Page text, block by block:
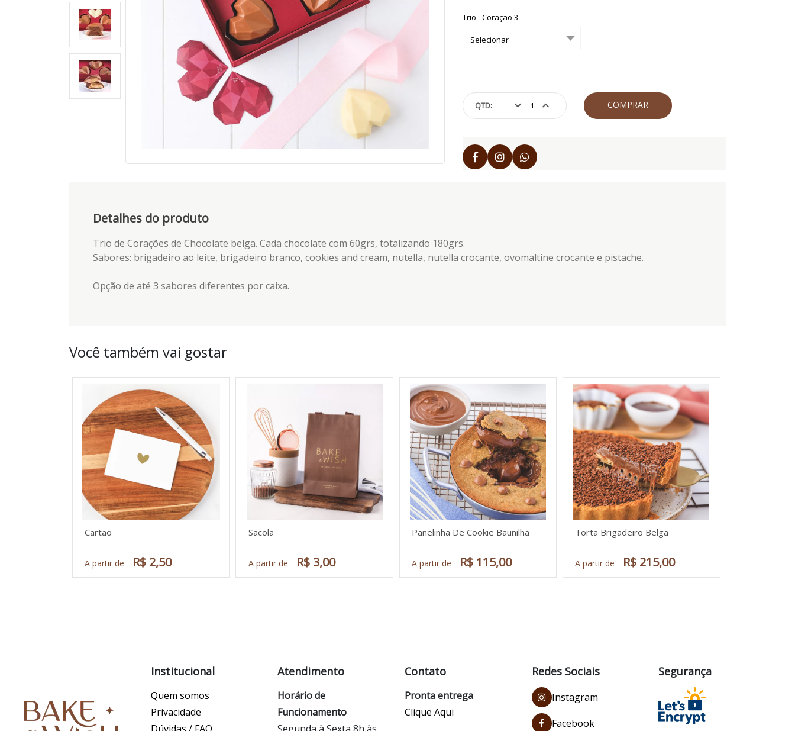
Trio - Coração 3
QTD: COMPRAR
Detalhes do produto
Trio de Corações de Chocolate belga. Cada chocolate com 60grs, totalizando 180grs.
Sabores: brigadeiro ao leite, brigadeiro branco, cookies and cream, nutella, nutella crocante, ovomaltine crocante e pistache.
Opção de até 3 sabores diferentes por caixa.
Você também vai gostar
Cartão
A partir de R$ 2,50
Sacola
A partir de R$ 3,00
Panelinha De Cookie Baunilha
A partir de R$ 115,00
Torta Brigadeiro Belga
A partir de R$ 215,00
Institucional
Quem somos
Privacidade
Atendimento
Horário de
Funcionamento
Contato
Pronta entrega
Clique Aqui
Redes Sociais
Instagram
Facebook
Segurança